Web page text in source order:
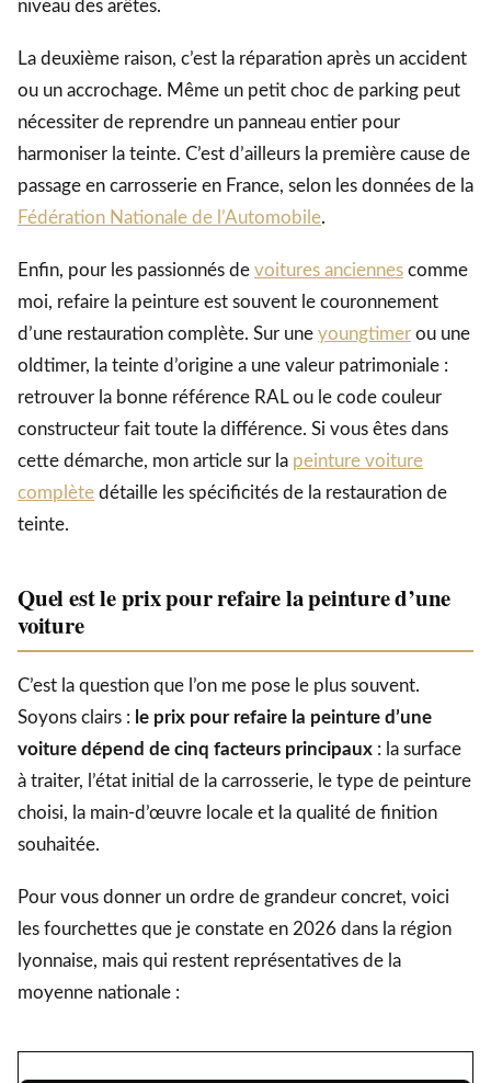
niveau des arêtes.
La deuxième raison, c’est la réparation après un accident
ou un accrochage. Même un petit choc de parking peut
nécessiter de reprendre un panneau entier pour
harmoniser la teinte. C’est d’ailleurs la première cause de
passage en carrosserie en France, selon les données de la
Fédération Nationale de l’Automobile.
Enfin, pour les passionnés de voitures anciennes comme
moi, refaire la peinture est souvent le couronnement
d’une restauration complète. Sur une youngtimer ou une
oldtimer, la teinte d’origine a une valeur patrimoniale :
retrouver la bonne référence RAL ou le code couleur
constructeur fait toute la différence. Si vous êtes dans
cette démarche, mon article sur la peinture voiture
complète détaille les spécificités de la restauration de
teinte.
Quel est le prix pour refaire la peinture d’une
voiture
C’est la question que l’on me pose le plus souvent.
Soyons clairs : le prix pour refaire la peinture d’une
voiture dépend de cinq facteurs principaux : la surface
à traiter, l’état initial de la carrosserie, le type de peinture
choisi, la main-d’œuvre locale et la qualité de finition
souhaitée.
Pour vous donner un ordre de grandeur concret, voici
les fourchettes que je constate en 2026 dans la région
lyonnaise, mais qui restent représentatives de la
moyenne nationale :